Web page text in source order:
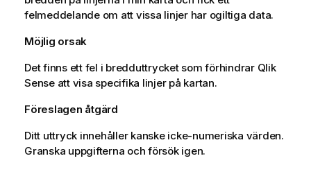
felmeddelande om att vissa linjer har ogiltiga data.
Möjlig orsak
Det finns ett fel i bredduttrycket som förhindrar Qlik
Senseatt visa specifika linjer på kartan.
Föreslagen åtgärd
Ditt uttryck innehåller kanske icke-numeriska värden.
Granska uppgifterna och försök igen.